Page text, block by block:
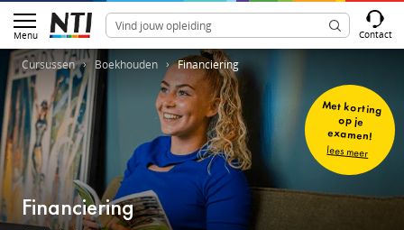
Menu Contact
Cursussen Boekhouden Financiering
Financiering
Met korting
op je
examen!
lees meer